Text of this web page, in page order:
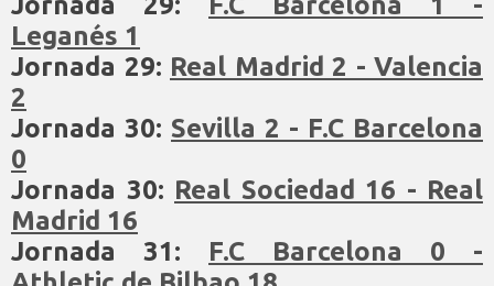
Leganés 1
Jornada 29: Real Madrid 2 - Valencia
2
Jornada 30: Sevilla 2 - F.C Barcelona
0
Jornada 30: Real Sociedad 16 - Real
Madrid 16
Jornada 31: F.C Barcelona 0 -